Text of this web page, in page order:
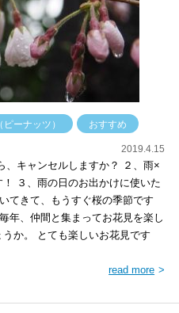
ーナッツ） おすすめ
2019.4.15
、キャンセルしますか？ ２、雨×
３、雨の日のお出かけに使いた
てきて、もうすぐ桜の季節です
年、仲間と集まってお花見を楽し
か。 とても楽しいお花見です
read more